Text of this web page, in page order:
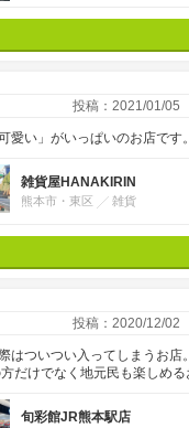
投稿：2021/01/05
愛い」がいっぱいのお店で
雑貨屋HANAKIRIN
熊本市・東区 雑貨
投稿：2020/12/02
はついつい入ってしまうお
だけでなく地元民も楽しめる
旬彩館JR熊本駅店